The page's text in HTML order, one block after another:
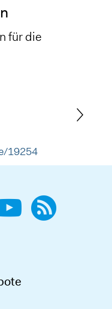
für die
19254